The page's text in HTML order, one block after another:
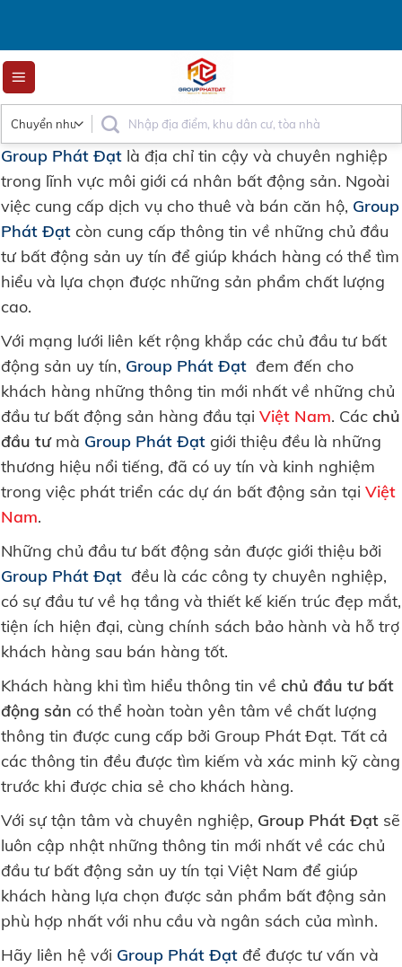
content
Group Phát Đạt là địa chỉ tin cậy và chuyên nghiệp
trong lĩnh vực môi giới cá nhân bất động sản. Ngoài
việc cung cấp dịch vụ cho thuê và bán căn hộ, Group
Phát Đạt còn cung cấp thông tin về những chủ đầu
tư bất động sản uy tín để giúp khách hàng có thể tìm
hiểu và lựa chọn được những sản phẩm chất lượng
cao.
Với mạng lưới liên kết rộng khắp các chủ đầu tư bất
động sản uy tín, Group Phát Đạt đem đến cho
khách hàng những thông tin mới nhất về những chủ
đầu tư bất động sản hàng đầu tại Việt Nam. Các chủ
đầu tưmà Group Phát Đạt giới thiệu đều là những
thương hiệu nổi tiếng, đã có uy tín và kinh nghiệm
trong việc phát triển các dự án bất động sản tại Việt
Nam.
Những chủ đầu tư bất động sản được giới thiệu bởi
Group Phát Đạt đều là các công ty chuyên nghiệp,
có sự đầu tư về hạ tầng và thiết kế kiến trúc đẹp mắt,
tiện ích hiện đại, cùng chính sách bảo hành và hỗ trợ
khách hàng sau bán hàng tốt.
Khách hàng khi tìm hiểu thông tin về chủ đầu tư bất
động sản có thể hoàn toàn yên tâm về chất lượng
thông tin được cung cấp bởi Group Phát Đạt. Tất cả
các thông tin đều được tìm kiếm và xác minh kỹ càng
trước khi được chia sẻ cho khách hàng.
Với sự tận tâm và chuyên nghiệp, Group Phát Đạt sẽ
luôn cập nhật những thông tin mới nhất về các chủ
đầu tư bất động sản uy tín tại Việt Nam để giúp
khách hàng lựa chọn được sản phẩm bất động sản
phù hợp nhất với nhu cầu và ngân sách của mình.
Hãy liên hệ với Group Phát Đạt để được tư vấn và